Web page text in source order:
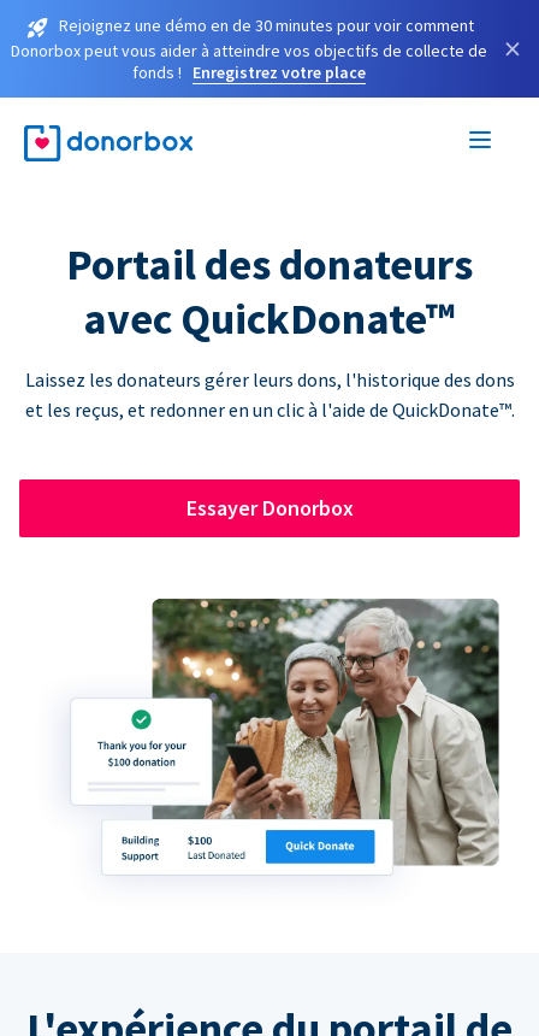
Rejoignez une démo en de 30 minutes pour voir comment
Donorbox peut vous aider à atteindre vos objectifs de collecte de
fonds !
Enregistrez votre place
×
Portail des donateurs
avec QuickDonate™
Laissez les donateurs gérer leurs dons, l'historique des dons
et les reçus, et redonner en un clic à l'aide de QuickDonate™.
Essayer Donorbox